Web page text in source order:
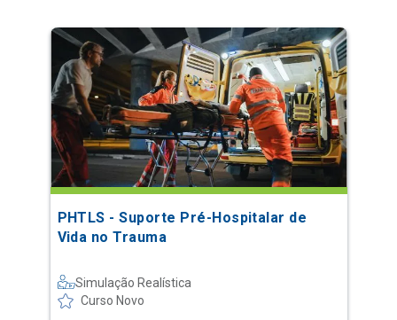
PHTLS - Suporte Pré-Hospitalar de
Vida no Trauma
Simulação Realística
Curso Novo